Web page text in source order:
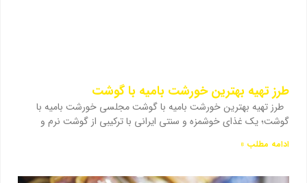
طرز تهیه بهترین خورشت بامیه با گوشت
طرز تهیه بهترین خورشت بامیه با گوشت مجلسی خورشت بامیه با
گوشت؛ یک غذای خوشمزه و سنتی ایرانی با ترکیبی از گوشت نرم و
ادامه مطلب »